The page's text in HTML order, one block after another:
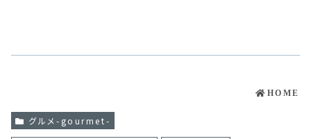
HOME
グルメ-gourmet-